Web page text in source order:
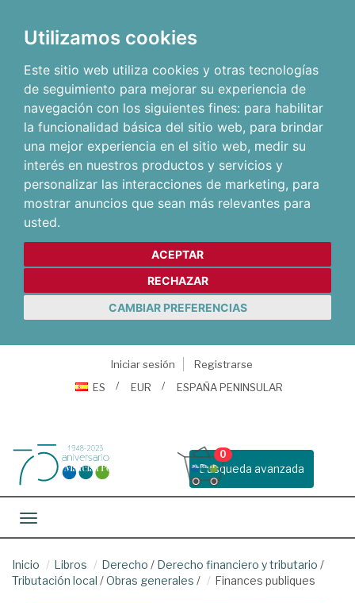
Utilizamos cookies
Este sitio web utiliza cookies y otras tecnologías
de seguimiento para mejorar su experiencia de
navegación con los siguientes fines: para habilitar
la funcionalidad básica del sitio web, para brindar
una mejor experiencia en el sitio web, medir su
interés en nuestros productos y servicios y
personalizar las interacciones de marketing, para
mostrar anuncios que sean más relevantes para
usted.
ACEPTAR
RECHAZAR
CAMBIAR PREFERENCIAS
Iniciar sesión
Registrarse
ES
EUR ESPAÑA PENINSULAR
Busqueda avanzada
0
Toggle navigation
Inicio Libros Derecho / Derecho financiero y tributario /
Tributación local /Obras generales / Finances publiques